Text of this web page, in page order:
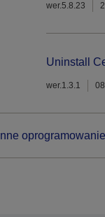
wer.5.8.23
Uninstall
wer.1.3.1
Inne oprogramowanie